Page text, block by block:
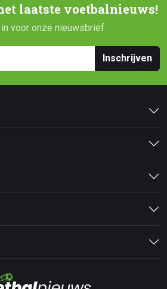
laatste voetbalnieuws!
voor onze nieuwsbrief
Inschrijven